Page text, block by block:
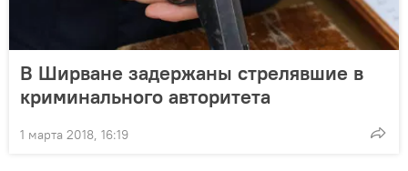
В Ширване задержаны стрелявшие в
криминального авторитета
1 марта 2018, 16:19